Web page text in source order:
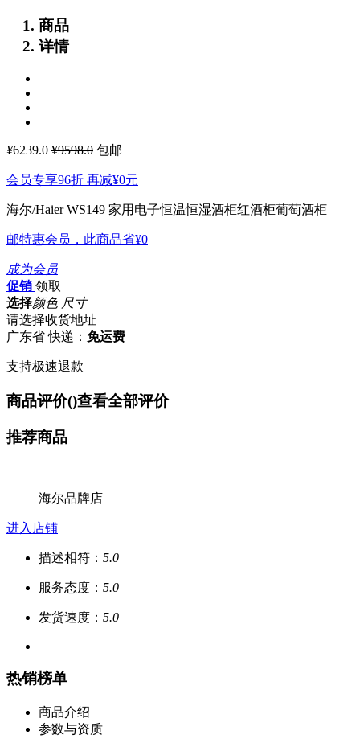
商品
详情
¥6239.0 ¥9598.0 包邮
会员专享96折 再减¥0元
海尔/Haier WS149 家用电子恒温恒湿酒柜红酒柜葡萄酒柜
邮特惠会员，此商品省¥0
成为会员
促销 领取
选择颜色 尺寸
请选择收货地址
广东省|快递： 免运费
支持极速退款
商品评价()查看全部评价
推荐商品
海尔品牌店
进入店铺
描述相符： 5.0
服务态度： 5.0
发货速度： 5.0
热销榜单
商品介绍
参数与资质